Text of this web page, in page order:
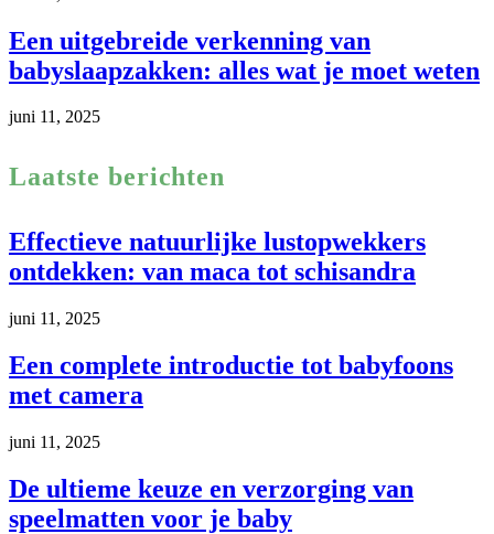
Een uitgebreide verkenning van
babyslaapzakken: alles wat je moet weten
juni 11, 2025
Laatste berichten
Effectieve natuurlijke lustopwekkers
ontdekken: van maca tot schisandra
juni 11, 2025
Een complete introductie tot babyfoons
met camera
juni 11, 2025
De ultieme keuze en verzorging van
speelmatten voor je baby